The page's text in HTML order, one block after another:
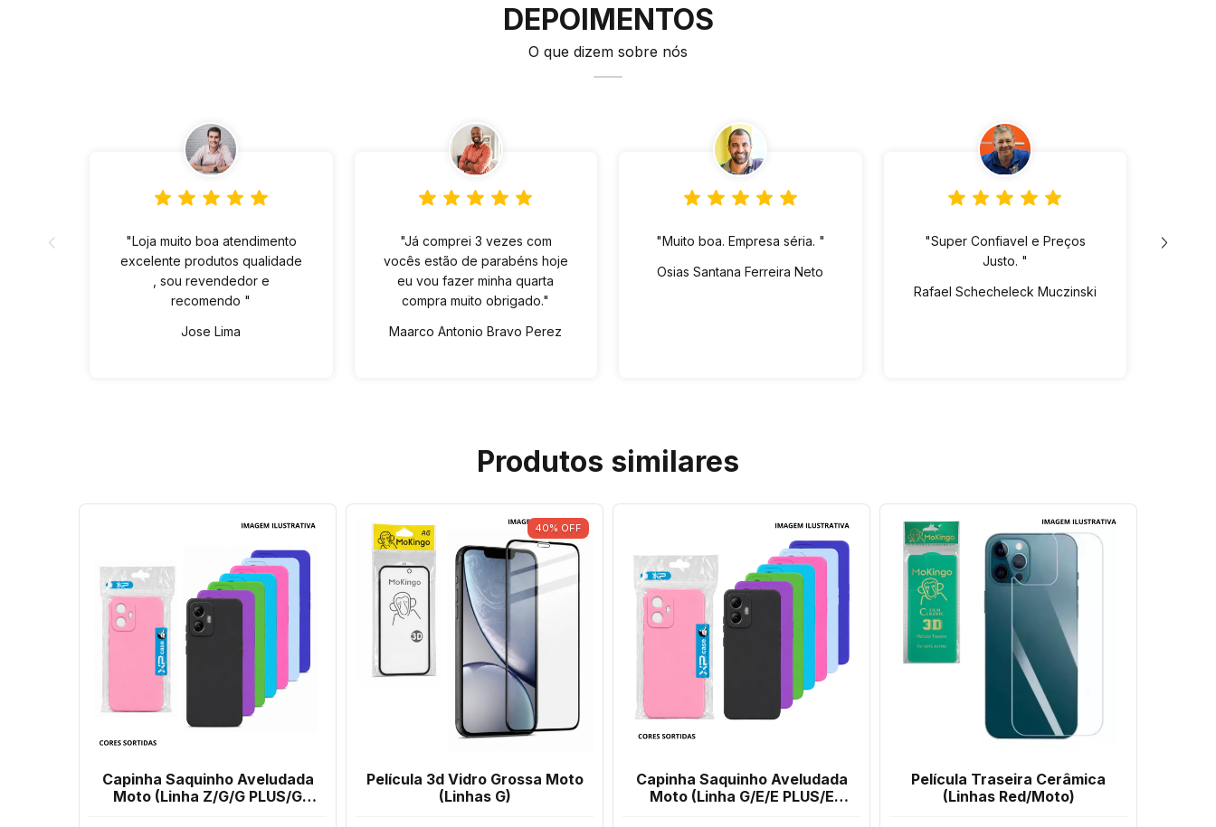
DEPOIMENTOS
O que dizem sobre nós
"Loja muito boa atendimento
excelente produtos qualidade
, sou revendedor e
recomendo "
Jose Lima
"Já comprei 3 vezes com
vocês estão de parabéns hoje
eu vou fazer minha quarta
compra muito obrigado."
Maarco Antonio Bravo Perez
"Muito boa. Empresa séria. "
Osias Santana Ferreira Neto
"Super Confiavel e Preços
Justo. "
Rafael Schecheleck Muczinski
Produtos similares
Capinha Saquinho Aveludada
Moto (Linha Z/G/G PLUS/G
40% OFF
Película 3d Vidro Grossa Moto
(Linhas G)
Capinha Saquinho Aveludada
Moto (Linha G/E/E PLUS/E
Película Traseira Cerâmica
(Linhas Red/Moto)